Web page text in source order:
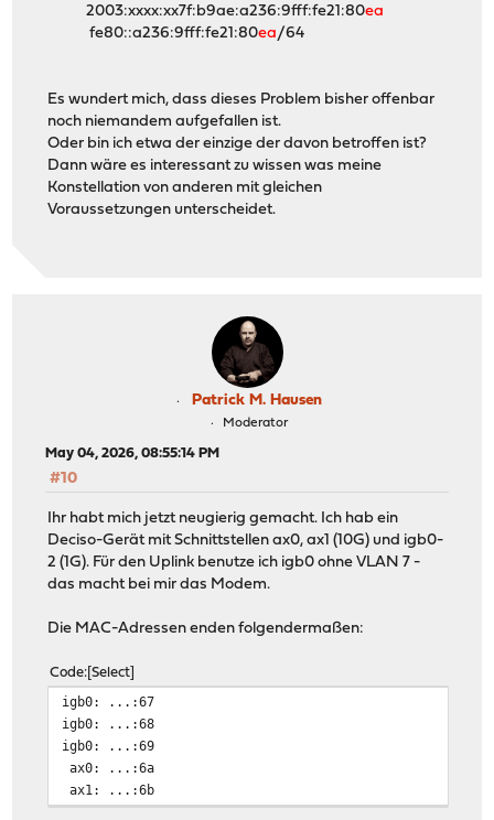
2003:xxxx:xx7f:b9ae:a236:9fff:fe21:80ea
fe80::a236:9fff:fe21:80ea/64
Es wundert mich, dass dieses Problem bisher offenbar
noch niemandem aufgefallen ist.
Oder bin ich etwa der einzige der davon betroffen ist?
Dann wäre es interessant zu wissen was meine
Konstellation von anderen mit gleichen
Voraussetzungen unterscheidet.
Patrick M. Hausen
Moderator
May 04, 2026, 08:55:14 PM
#10
Ihr habt mich jetzt neugierig gemacht. Ich hab ein
Deciso-Gerät mit Schnittstellen ax0, ax1 (10G) und igb0-
2 (1G). Für den Uplink benutze ich igb0 ohne VLAN 7 -
das macht bei mir das Modem.
Die MAC-Adressen enden folgendermaßen:
Code Select
igb0: ...:67
igb0: ...:68
igb0: ...:69
ax0: ...:6a
ax1: ...:6b